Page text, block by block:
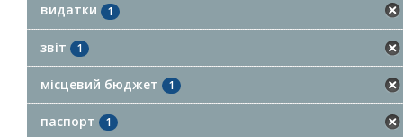
видатки 1
звіт 1
місцевий бюджет 1
паспорт 1